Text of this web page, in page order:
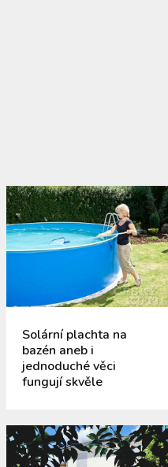
Solární plachta na
bazén aneb i
jednoduché věci
fungují skvěle